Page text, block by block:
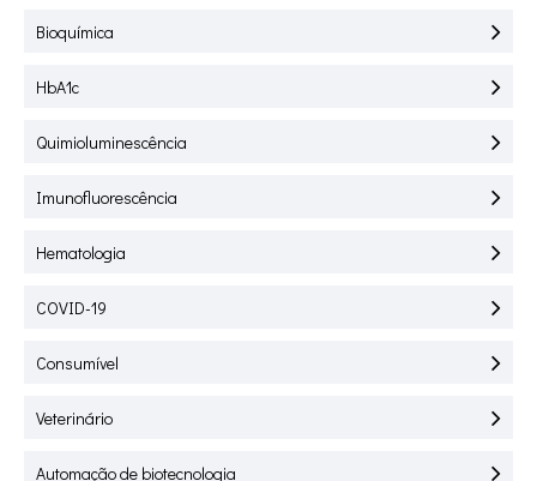
Bioquímica
HbA1c
Quimioluminescência
Imunofluorescência
Hematologia
COVID-19
Consumível
Veterinário
Automação de biotecnologia